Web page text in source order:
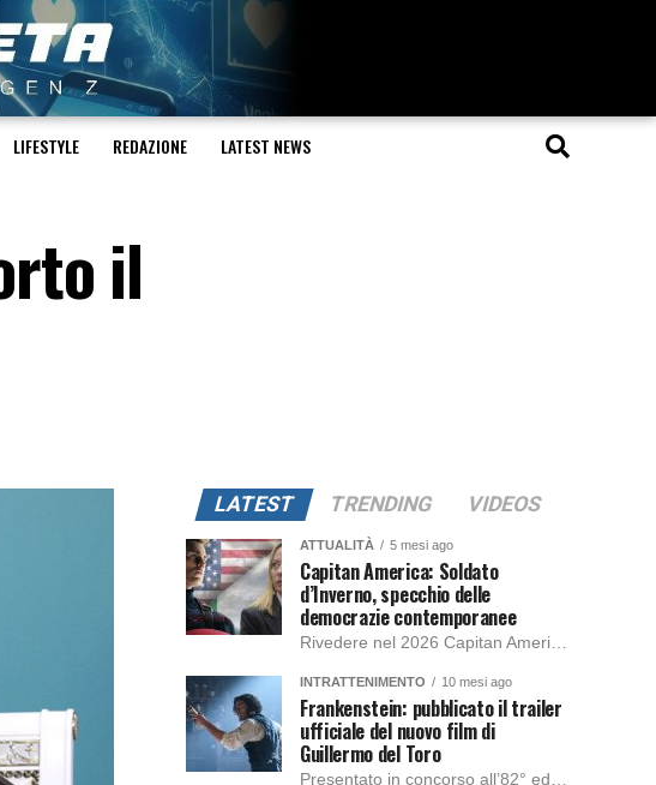
LIFESTYLE REDAZIONE LATEST NEWS
il
LATEST TRENDING VIDEOS
ATTUALITÀ 5 mesi ago
Capitan America: Soldato
d’Inverno, specchio delle
democrazie contemporanee
INTRATTENIMENTO 10 mesi ago
Frankenstein: pubblicato il trailer
ufficiale del nuovo film di
Guillermo del Toro